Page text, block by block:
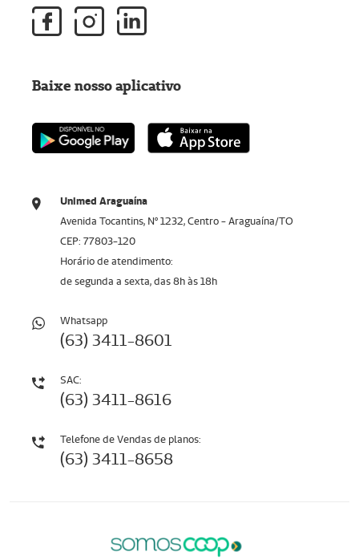
Unimed Araguaína
Avenida Tocantins, Nº 1232, Centro - Araguaína/TO
CEP: 77803-120
Horário de atendimento:
de segunda a sexta, das 8h às 18h
Whatsapp
(63) 3411-8601
SAC:
(63) 3411-8616
Telefone de Vendas de planos:
(63) 3411-8658
Baixe nosso aplicativo